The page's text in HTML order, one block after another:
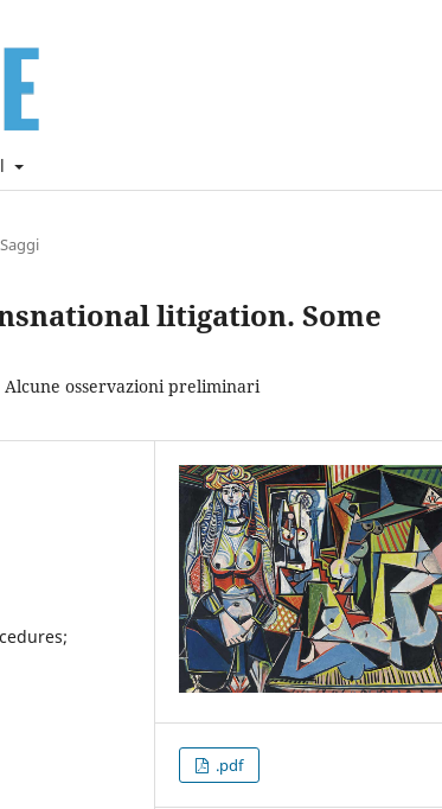
Saggi
litigation. Some
osservazioni preliminari
.pdf